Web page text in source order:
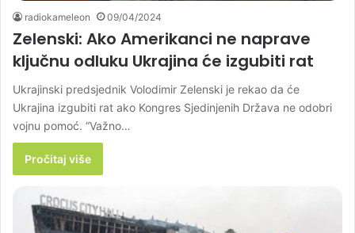
radiokameleon 09/04/2024
Zelenski: Ako Amerikanci ne naprave
ključnu odluku Ukrajina će izgubiti rat
Ukrajinski predsjednik Volodimir Zelenski je rekao da će
Ukrajina izgubiti rat ako Kongres Sjedinjenih Država ne odobri
vojnu pomoć. “Važno…
Pročitaj više